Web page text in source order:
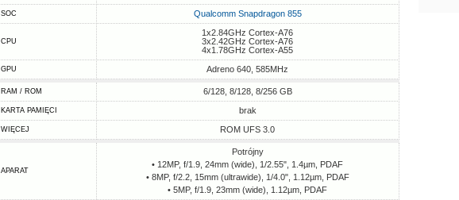
SOC Qualcomm Snapdragon 855
CPU
1x2.84GHz Cortex-A76
3x2.42GHz Cortex-A76
4x1.78GHz Cortex-A55
GPU Adreno 640, 585MHz
RAM / ROM 6/128, 8/128, 8/256 GB
KARTA PAMIĘCI brak
WIĘCEJ ROM UFS 3.0
APARAT
Potrójny
• 12MP, f/1.9, 24mm (wide), 1/2.55", 1.4µm, PDAF
• 8MP, f/2.2, 15mm (ultrawide), 1/4.0", 1.12µm, PDAF
• 5MP, f/1.9, 23mm (wide), 1.12µm, PDAF